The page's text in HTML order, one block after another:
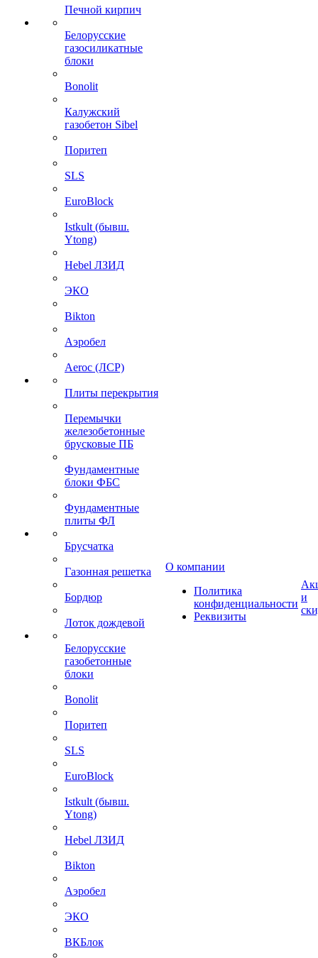
Печной кирпич
Белорусские
газосиликатные
блоки
Bonolit
Калужский
газобетон Sibel
Поритеп
SLS
EuroBlock
Istkult (бывш.
Ytong)
Hebel ЛЗИД
ЭКО
Bikton
Аэробел
Aeroc (ЛСР)
Плиты перекрытия
Перемычки
железобетонные
брусковые ПБ
Фундаментные
блоки ФБС
Фундаментные
плиты ФЛ
Брусчатка
Газонная решетка
Бордюр
Лоток дождевой
Белорусские
газобетонные
блоки
Bonolit
Поритеп
SLS
EuroBlock
Istkult (бывш.
Ytong)
Hebel ЛЗИД
Bikton
Аэробел
ЭКО
ВКБлок
О компании
Политика
конфиденциальности
Реквизиты
и